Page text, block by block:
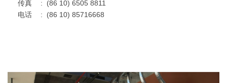
传真
:
(86 10) 6505 8811
电话
: (86 10) 85716668